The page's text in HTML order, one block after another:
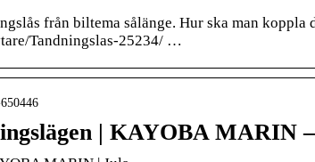
från biltema sålänge. Hur ska man koppla
Tandningslas-25234/ …
| KAYOBA MARIN